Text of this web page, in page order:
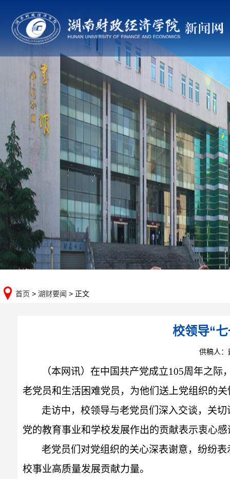
首页 > 湖财要闻 > 正文
校领导“
供稿人：
（本网讯）在中国共产党成立105周年之际
老党员和生活困难党员，为他们送上党组织的
走访中，校领导与老党员们深入交谈，关
党的教育事业和学校发展作出的贡献表示衷心
老党员们对党组织的关心深表谢意，纷纷
校事业高质量发展贡献力量。